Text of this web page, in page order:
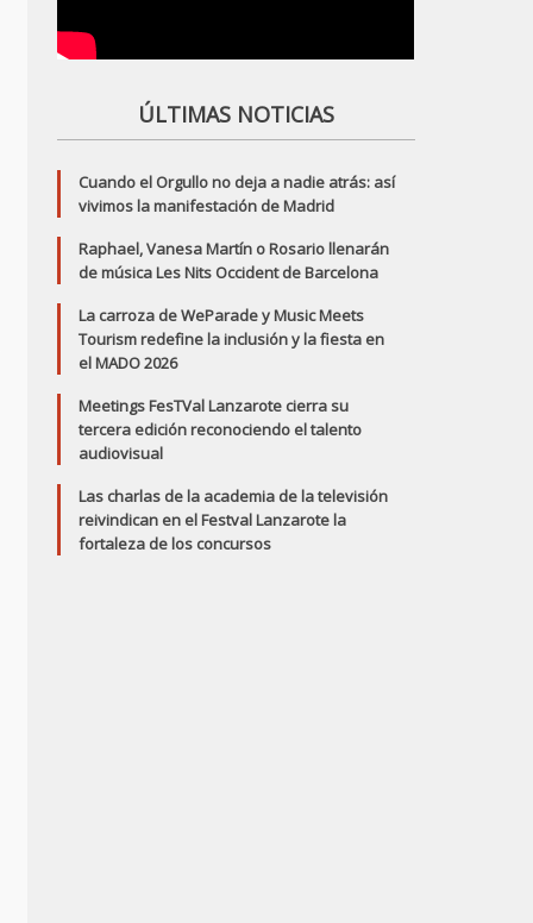
ÚLTIMAS NOTICIAS
Cuando el Orgullo no deja a nadie atrás: así
vivimos la manifestación de Madrid
Raphael, Vanesa Martín o Rosario llenarán
de música Les Nits Occident de Barcelona
La carroza de WeParade y Music Meets
Tourism redefine la inclusión y la fiesta en
el MADO 2026
Meetings FesTVal Lanzarote cierra su
tercera edición reconociendo el talento
audiovisual
Las charlas de la academia de la televisión
reivindican en el Festval Lanzarote la
fortaleza de los concursos